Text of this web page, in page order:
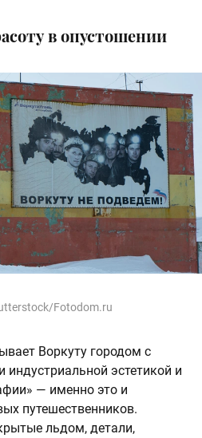
в опустошении
Fotodom.ru
Воркуту городом с
индустриальной эстетикой и
— именно это и
путешественников.
льдом, детали,